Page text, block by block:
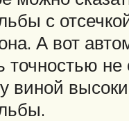
с
А вот
точностью не
виной